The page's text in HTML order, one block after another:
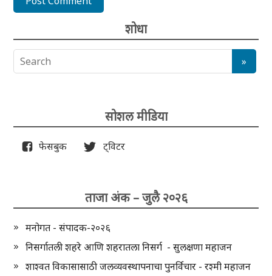
शोधा
सोशल मीडिया
फेसबुक ट्विटर
ताजा अंक – जुलै २०२६
मनोगत - संपादक-२०२६
निसर्गातली शहरे आणि शहरातला निसर्ग - सुलक्षणा महाजन
शाश्वत विकासासाठी जलव्यवस्थापनाचा पुनर्विचार - रश्मी महाजन